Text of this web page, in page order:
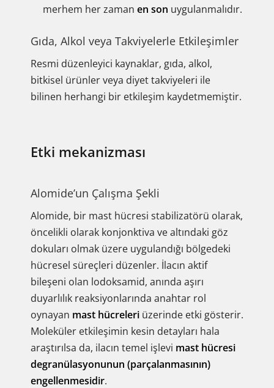
merhem her zaman en son uygulanmalıdır.
Gıda, Alkol veya Takviyelerle Etkileşimler
Resmi düzenleyici kaynaklar, gıda, alkol,
bitkisel ürünler veya diyet takviyeleri ile
bilinen herhangi bir etkileşim kaydetmemiştir.
Etki mekanizması
Alomide’un Çalışma Şekli
Alomide, bir mast hücresi stabilizatörü olarak,
öncelikli olarak konjonktiva ve altındaki göz
dokuları olmak üzere uygulandığı bölgedeki
hücresel süreçleri düzenler. İlacın aktif
bileşeni olan lodoksamid, anında aşırı
duyarlılık reaksiyonlarında anahtar rol
oynayan mast hücreleri üzerinde etki gösterir.
Moleküler etkileşimin kesin detayları hala
araştırılsa da, ilacın temel işlevi mast hücresi
degranülasyonunun (parçalanmasının)
engellenmesidir.